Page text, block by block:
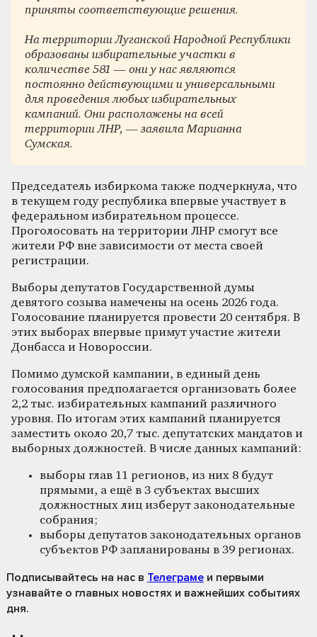
приняты соответствующие решения.
На территории Луганской Народной Республики
образованы избирательные участки в
количестве 581 — они у нас являются
постоянно действующими и универсальными
для проведения любых избирательных
кампаний. Они расположены на всей
территории ЛНР, — заявила Марианна
Сумская.
Председатель избиркома также подчеркнула, что
в текущем году республика впервые участвует в
федеральном избирательном процессе.
Проголосовать на территории ЛНР смогут все
жители РФ вне зависимости от места своей
регистрации.
Выборы депутатов Государственной думы
девятого созыва намечены на осень 2026 года.
Голосование планируется провести 20 сентября. В
этих выборах впервые примут участие жители
Донбасса и Новороссии.
Помимо думской кампании, в единый день
голосования предполагается организовать более
2,2 тыс. избирательных кампаний различного
уровня. По итогам этих кампаний планируется
заместить около 20,7 тыс. депутатских мандатов и
выборных должностей. В числе данных кампаний:
выборы глав 11 регионов, из них 8 будут
прямыми, а ещё в 3 субъектах высших
должностных лиц изберут законодательные
собрания;
выборы депутатов законодательных органов
субъектов РФ запланированы в 39 регионах.
Подписывайтесь на нас в Телеграме и первыми
узнавайте о главных новостях и важнейших событиях
дня.